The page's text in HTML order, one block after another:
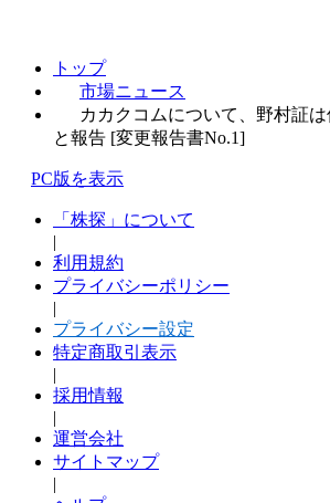
トップ
市場ニュース
カカクコムについて、野村証
と報告 [変更報告書No.1]
PC版を表示
「株探」について
|
利用規約
プライバシーポリシー
|
プライバシー設定
特定商取引表示
|
採用情報
|
運営会社
サイトマップ
|